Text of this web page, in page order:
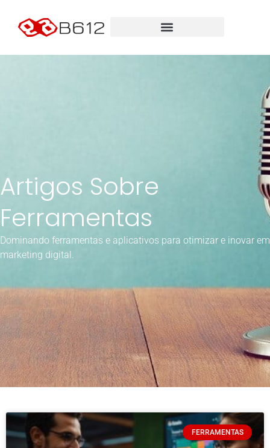
Artigos Sobre
Ferramentas
Dominando ferramentas e aplicativos para otimizar e inovar em
marketing digital.
FERRAMENTAS